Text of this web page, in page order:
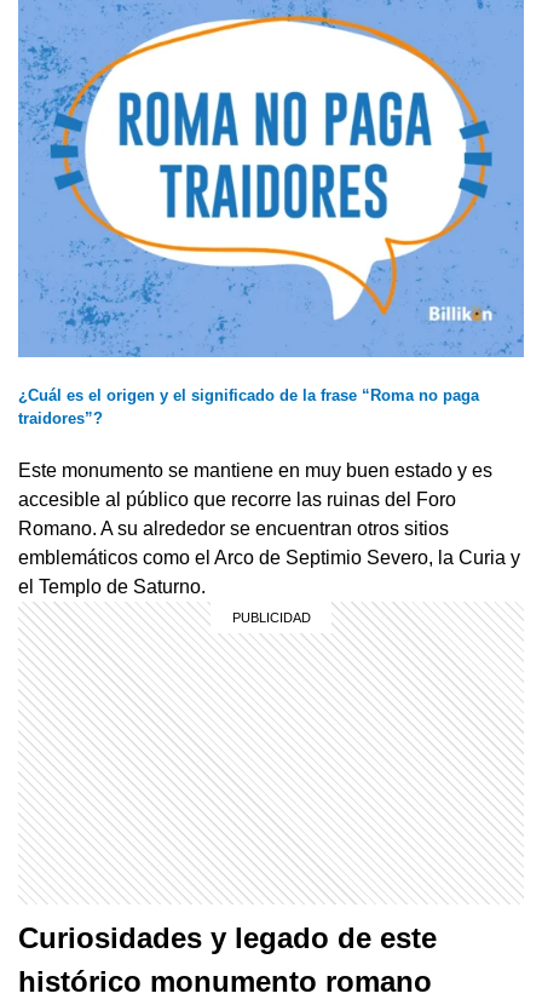
¿Cuál es el origen y el significado de la frase “Roma no paga
traidores”?
Este monumento se mantiene en muy buen estado y es
accesible al público que recorre las ruinas del Foro
Romano. A su alrededor se encuentran otros sitios
emblemáticos como el Arco de Septimio Severo, la Curia y
el Templo de Saturno.
Curiosidades y legado de este
histórico monumento romano